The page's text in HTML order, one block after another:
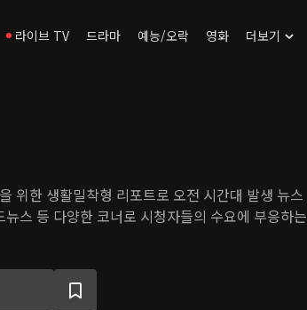
라이브 TV 드라마 예능/오락 영화 더보기
위한 생활밀착형 리포트로 오전 시간대 발생 뉴스
스 등 다양한 코너로 시청자들의 수요에 부응하는